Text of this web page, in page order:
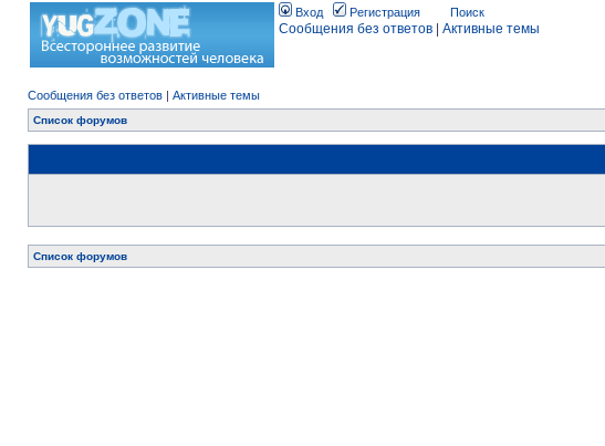
Вход Регистрация Поиск
Сообщения без ответов Активные темы
Сообщения без ответов | Активные темы
Список форумов
Список форумов